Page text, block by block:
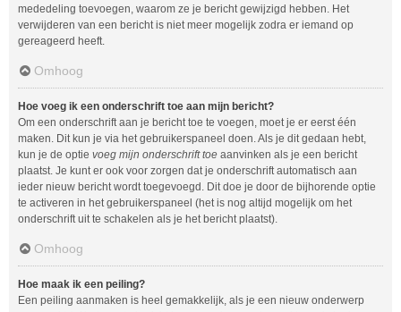
mededeling toevoegen, waarom ze je bericht gewijzigd hebben. Het
verwijderen van een bericht is niet meer mogelijk zodra er iemand op
gereageerd heeft.
Omhoog
Hoe voeg ik een onderschrift toe aan mijn bericht?
Om een onderschrift aan je bericht toe te voegen, moet je er eerst één
maken. Dit kun je via het gebruikerspaneel doen. Als je dit gedaan hebt,
kun je de optie voeg mijn onderschrift toe aanvinken als je een bericht
plaatst. Je kunt er ook voor zorgen dat je onderschrift automatisch aan
ieder nieuw bericht wordt toegevoegd. Dit doe je door de bijhorende optie
te activeren in het gebruikerspaneel (het is nog altijd mogelijk om het
onderschrift uit te schakelen als je het bericht plaatst).
Omhoog
Hoe maak ik een peiling?
Een peiling aanmaken is heel gemakkelijk, als je een nieuw onderwerp